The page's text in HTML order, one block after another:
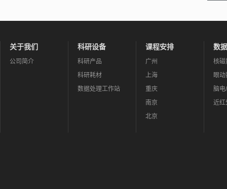
关于我们
公司简介
科研设备
科研产品
科研耗材
数据处理工作站
课程安排
广州
上海
重庆
南京
北京
数
核磁
眼
脑电
近红